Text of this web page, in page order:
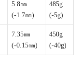
5.8㎜
(-1.7㎜)
485g
(-5g)
7.35㎜
(-0.15㎜)
450g
(-40g)